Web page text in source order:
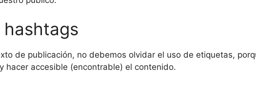
hashtags
de publicación, no debemos olvidar el uso de etiquetas,
hacer accesible (encontrable) el contenido.